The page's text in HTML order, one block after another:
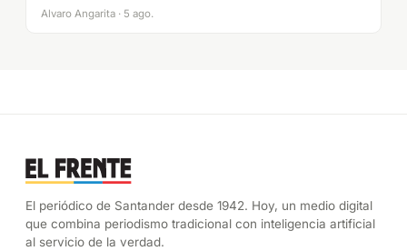
Alvaro Angarita · 5 ago.
El periódico de Santander desde 1942. Hoy, un medio digital
que combina periodismo tradicional con inteligencia artificial
al servicio de la verdad.